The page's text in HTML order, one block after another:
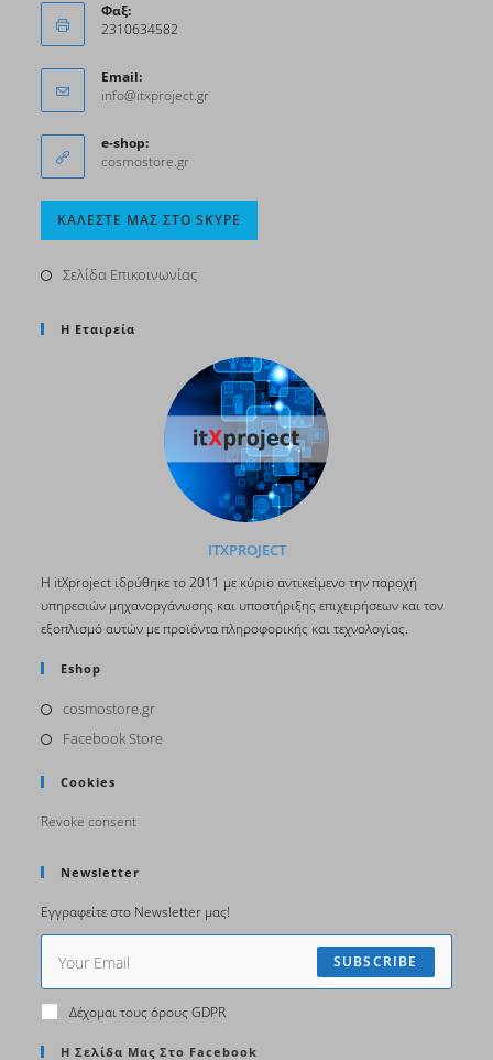
Φαξ:
2310634582
Email:
info@itxproject.gr
e-shop:
cosmostore.gr
ΚΑΛΈΣΤΕ ΜΑΣ ΣΤΟ SKYPE
Σελίδα Επικοινωνίας
Η Εταιρεία
ITXPROJECT
H itΧproject ιδρύθηκε το 2011 με κύριο αντικείμενο την παροχή
υπηρεσιών μηχανοργάνωσης και υποστήριξης επιχειρήσεων και τον
εξοπλισμό αυτών με προϊόντα πληροφορικής και τεχνολογίας.
Eshop
cosmostore.gr
Facebook Store
Cookies
Revoke consent
Newsletter
Εγγραφείτε στο Newsletter μας!
SUBSCRIBE
Δέχομαι τους όρους GDPR
Η Σελίδα Μας Στο Facebook